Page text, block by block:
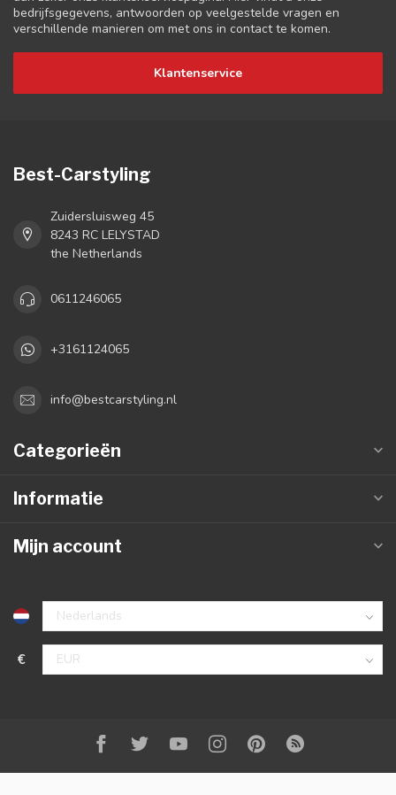
bedrijfsgegevens, antwoorden op veelgestelde vragen en
verschillende manieren om met ons in contact te komen.
Klantenservice
Best-Carstyling
Zuidersluisweg 45
8243 RC LELYSTAD
the Netherlands
0611246065
+3161124065
info@bestcarstyling.nl
Categorieën
Informatie
Mijn account
€